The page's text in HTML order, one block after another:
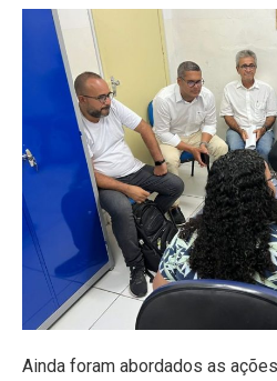
Ainda foram abordados as